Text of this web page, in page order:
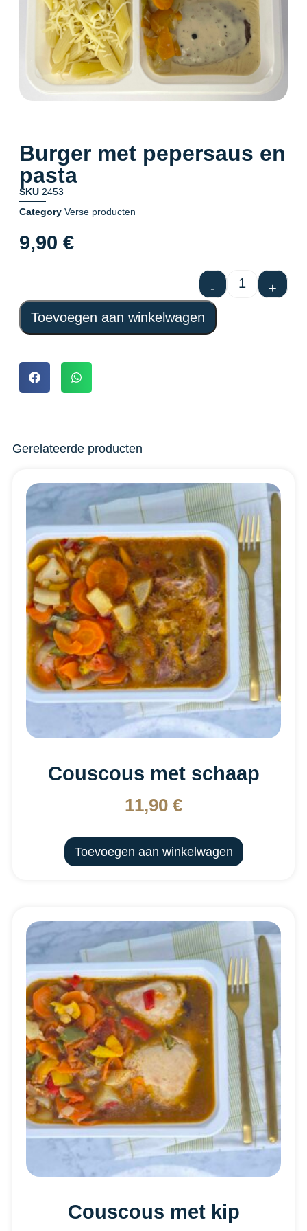
Burger met pepersaus en
pasta
SKU 2453
Category Verse producten
9,90 €
-
+
Toevoegen aan winkelwagen
Gerelateerde producten
Couscous met schaap
11,90 €
Toevoegen aan winkelwagen
Couscous met kip